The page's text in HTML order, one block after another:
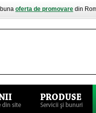
oferta de promovare din